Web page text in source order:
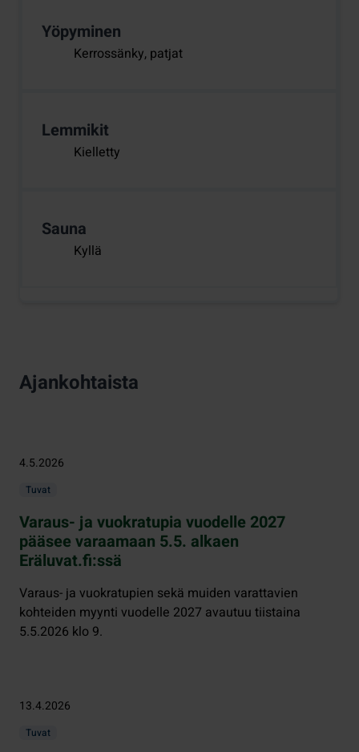
Yöpyminen
Kerrossänky, patjat
Lemmikit
Kielletty
Sauna
Kyllä
Ajankohtaista
4.5.2026
Tuvat
Varaus- ja vuokratupia vuodelle 2027
pääsee varaamaan 5.5. alkaen
Eräluvat.fi:ssä
Varaus- ja vuokratupien sekä muiden varattavien
kohteiden myynti vuodelle 2027 avautuu tiistaina
5.5.2026 klo 9.
13.4.2026
Tuvat